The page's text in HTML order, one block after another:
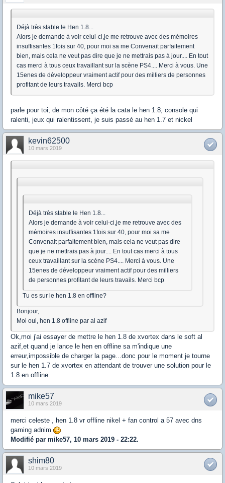
Déjà très stable le Hen 1.8...
Alors je demande à voir celui-ci,je me retrouve avec des mémoires
insuffisantes 1fois sur 40, pour moi sa me Convenait parfaitement
bien, mais cela ne veut pas dire que je ne mettrais pas à jour.... En tout
cas merci à tous ceux travaillant sur la scène PS4.... Merci à vous. Une
15enes de développeur vraiment actif pour des milliers de personnes
profitant de leurs travails. Merci bcp
parle pour toi, de mon côté ça été la cata le hen 1.8, console qui
ralenti, jeux qui ralentissent, je suis passé au hen 1.7 et nickel
kevin62500
10 mars 2019
Déjà très stable le Hen 1.8...
Alors je demande à voir celui-ci,je me retrouve avec des
mémoires insuffisantes 1fois sur 40, pour moi sa me
Convenait parfaitement bien, mais cela ne veut pas dire
que je ne mettrais pas à jour.... En tout cas merci à tous
ceux travaillant sur la scène PS4.... Merci à vous. Une
15enes de développeur vraiment actif pour des milliers
de personnes profitant de leurs travails. Merci bcp
Tu es sur le hen 1.8 en offline?
Bonjour,
Moi oui, hen 1.8 offline par al azif
Ok,moi j'ai essayer de mettre le hen 1.8 de xvortex dans le soft al
azif,et quand je lance le hen en offline sa m'indique une
erreur,impossible de charger la page...donc pour le moment je tourne
sur le hen 1.7 de xvortex en attendant de trouver une solution pour le
1.8 en offline
mike57
10 mars 2019
merci celeste , hen 1.8 vr offline nikel + fan control a 57 avec dns
gaming adnim
Modifié par mike57, 10 mars 2019 - 22:22.
shim80
10 mars 2019